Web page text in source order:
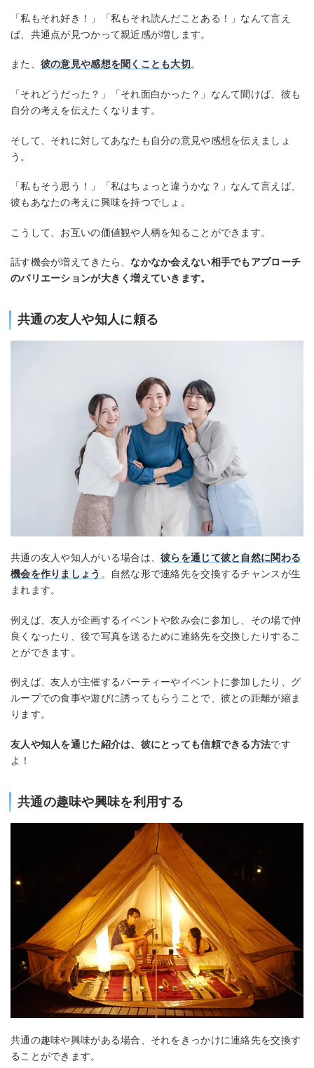
「私もそれ好き！」「私もそれ読んだことある！」なんて言え
ば、共通点が見つかって親近感が増します。
また、 彼の意見や感想を聞くことも大切。
「それどうだった？」「それ面白かった？」なんて聞けば、彼も
自分の考えを伝えたくなります。
そして、それに対してあなたも自分の意見や感想を伝えましょ
う。
「私もそう思う！」「私はちょっと違うかな？」なんて言えば、
彼もあなたの考えに興味を持つでしょ。
こうして、お互いの価値観や人柄を知ることができます。
話す機会が増えてきたら、なかなか会えない相手でもアプローチ
のバリエーションが大きく増えていきます。
共通の友人や知人に頼る
共通の友人や知人がいる場合は、彼らを通じて彼と自然に関わる
機会を作りましょう 。自然な形で連絡先を交換するチャンスが生
まれます。
例えば、友人が企画するイベントや飲み会に参加し、その場で仲
良くなったり、後で写真を送るために連絡先を交換したりするこ
とができます。
例えば、友人が主催するパーティーやイベントに参加したり、グ
ループでの食事や遊びに誘ってもらうことで、彼との距離が縮ま
ります。
友人や知人を通じた紹介は、彼にとっても信頼できる方法です
よ！
共通の趣味や興味を利用する
共通の趣味や興味がある場合、それをきっかけに連絡先を交換す
ることができます。